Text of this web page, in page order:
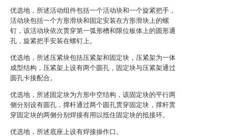
优选地，所述活动组件包括一个活动块和一个旋紧把手，
活动块包括一个方形滑块和固定安装在方形滑块上的螺
钉，该活动块依次贯穿第一弧形槽和限位板体上的圆形通
孔，旋紧把手安装在螺钉上。
优选地，所述压紧块包括压紧架和固定块，压紧架为一体
成型结构，压紧架上设有两个圆孔，固定块与压紧架通过
圆孔卡接配合。
优选地，所述固定块为方形中空结构，该固定块的平行两
侧分别设有圆孔，撑杆通过两个圆孔贯穿固定块，撑杆贯
穿固定块的两侧分别焊接有用以抵住固定块的抵接环。
优选地，所述底座上设有焊接操作口。